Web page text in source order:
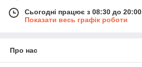
Сьогодні працює з 08:30 до 20:00
Показати весь графік роботи
Про нас